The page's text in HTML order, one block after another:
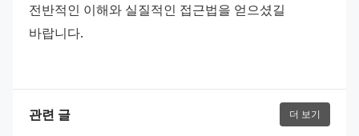
전반적인 이해와 실질적인 접근법을 얻으셨길
바랍니다.
관련 글 더 보기